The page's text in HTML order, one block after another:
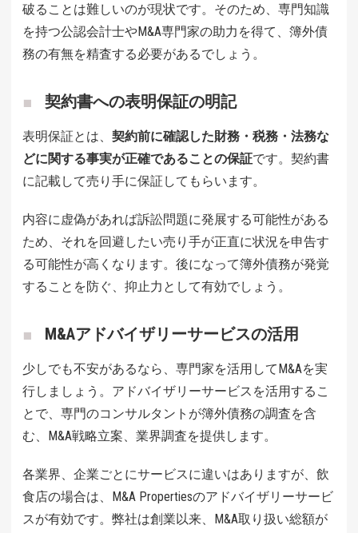
破ることは難しいのが現状です。そのため、専門知識
を持つ公認会計士やM&A専門家の助力を得て、簿外債
務の有無を精査する必要があるでしょう。
契約書への表明保証の明記
表明保証とは、 契約前に確認した財務・税務・法務な
どに関する事実が正確であることの保証です。契約書
に記載して売り手に保証してもらいます。
内容に虚偽があれば訴訟問題に発展する可能性がある
ため、それを回避したい売り手が正直に状況を申告す
る可能性が高くなります。後になって簿外債務が発覚
することを防ぐ、抑止力として有効でしょう。
M&Aアドバイザリーサービスの活用
少しでも不安があるなら、専門家を活用してM&Aを実
行しましょう。アドバイザリーサービスを活用するこ
とで、専門のコンサルタントが簿外債務の調査を含
む、M&A戦略立案、業界調査を提供します。
各業界、企業ごとにサービスに違いはありますが、飲
食店の場合は、M&A Propertiesのアドバイザリーサービ
スが有効です。弊社は創業以来、M&A取り扱い総額が